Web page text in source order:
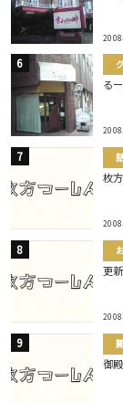
2008
る
2008
枚
2008
更
2008
御